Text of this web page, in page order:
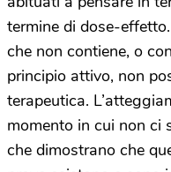
termine di dose-
che non contiene, o
principio attivo, non
terapeutica.
momento in cui non ci
che dimostrano che